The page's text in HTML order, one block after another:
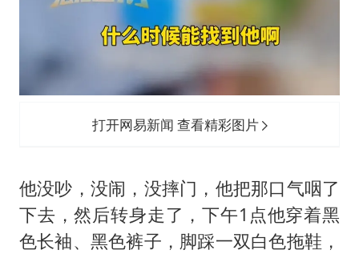
打开网易新闻 查看精彩图片
他没吵，没闹，没摔门，他把那口气咽了
下去，然后转身走了，下午1点他穿着黑
色长袖、黑色裤子，脚踩一双白色拖鞋，